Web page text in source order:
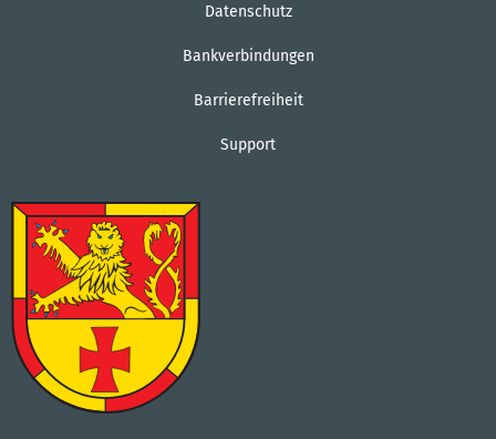
Datenschutz
Bankverbindungen
Barrierefreiheit
Support